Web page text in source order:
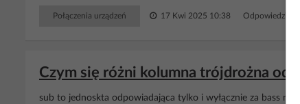
Połączenia urządzeń 17 Kwi 2025 10:38 Odpowiedzi: 6
Czym się różni kolumna trójdrożna od
sub to jednoskta odpowiadająca tylko i wyłącznie za bass